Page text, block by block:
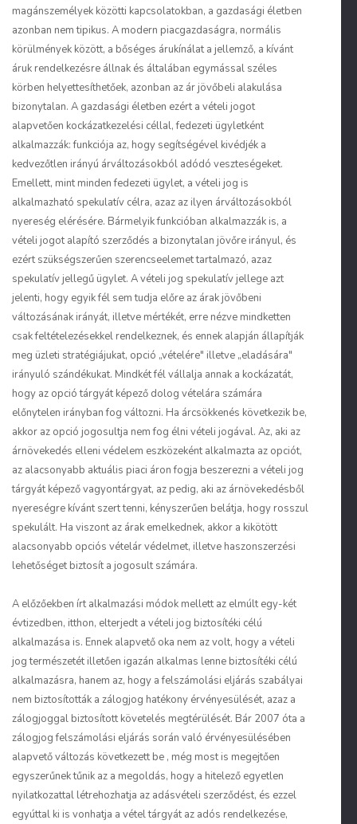
magánszemélyek közötti kapcsolatokban, a gazdasági életben
azonban nem tipikus. A modern piacgazdaságra, normális
körülmények között, a bőséges árukínálat a jellemző, a kívánt
áruk rendelkezésre állnak és általában egymással széles
körben helyettesíthetőek, azonban az ár jövőbeli alakulása
bizonytalan. A gazdasági életben ezért a vételi jogot
alapvetően kockázatkezelési céllal, fedezeti ügyletként
alkalmazzák: funkciója az, hogy segítségével kivédjék a
kedvezőtlen irányú árváltozásokból adódó veszteségeket.
Emellett, mint minden fedezeti ügylet, a vételi jog is
alkalmazható spekulatív célra, azaz az ilyen árváltozásokból
nyereség elérésére. Bármelyik funkcióban alkalmazzák is, a
vételi jogot alapító szerződés a bizonytalan jövőre irányul, és
ezért szükségszerűen szerencseelemet tartalmazó, azaz
spekulatív jellegű ügylet. A vételi jog spekulatív jellege azt
jelenti, hogy egyik fél sem tudja előre az árak jövőbeni
változásának irányát, illetve mértékét, erre nézve mindketten
csak feltételezésekkel rendelkeznek, és ennek alapján állapítják
meg üzleti stratégiájukat, opció „vételére" illetve „eladására"
irányuló szándékukat. Mindkét fél vállalja annak a kockázatát,
hogy az opció tárgyát képező dolog vételára számára
előnytelen irányban fog változni. Ha árcsökkenés következik be,
akkor az opció jogosultja nem fog élni vételi jogával. Az, aki az
árnövekedés elleni védelem eszközeként alkalmazta az opciót,
az alacsonyabb aktuális piaci áron fogja beszerezni a vételi jog
tárgyát képező vagyontárgyat, az pedig, aki az árnövekedésből
nyereségre kívánt szert tenni, kényszerűen belátja, hogy rosszul
spekulált. Ha viszont az árak emelkednek, akkor a kikötött
alacsonyabb opciós vételár védelmet, illetve haszonszerzési
lehetőséget biztosít a jogosult számára.
A előzőekben írt alkalmazási módok mellett az elmúlt egy-két
évtizedben, itthon, elterjedt a vételi jog biztosítéki célú
alkalmazása is. Ennek alapvető oka nem az volt, hogy a vételi
jog természetét illetően igazán alkalmas lenne biztosítéki célú
alkalmazásra, hanem az, hogy a felszámolási eljárás szabályai
nem biztosították a zálogjog hatékony érvényesülését, azaz a
zálogjoggal biztosított követelés megtérülését. Bár 2007 óta a
zálogjog felszámolási eljárás során való érvényesülésében
alapvető változás következett be , még most is megejtően
egyszerűnek tűnik az a megoldás, hogy a hitelező egyetlen
nyilatkozattal létrehozhatja az adásvételi szerződést, és ezzel
egyúttal ki is vonhatja a vétel tárgyát az adós rendelkezése,